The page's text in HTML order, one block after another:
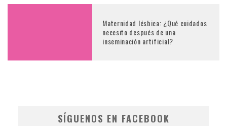
Maternidad lésbica: ¿Qué cuidados
necesito después de una
inseminación artificial?
SÍGUENOS EN FACEBOOK